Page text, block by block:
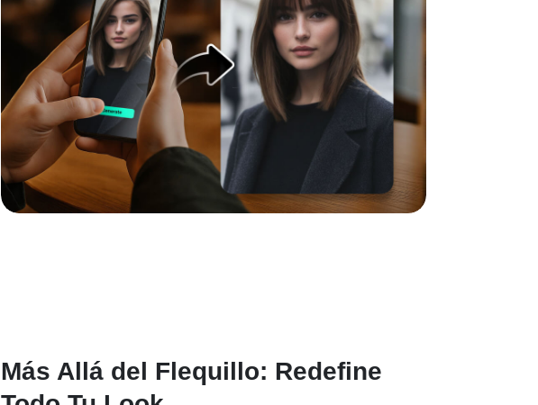
Más Allá del Flequillo: Redefine